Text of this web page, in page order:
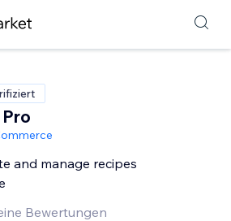
and manage recipes
Bewertungen